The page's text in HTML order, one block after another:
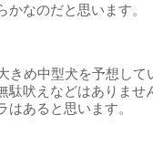
かなのだと思います。
きめ中型犬を予想して
駄吠えなどはありま
あると思います。